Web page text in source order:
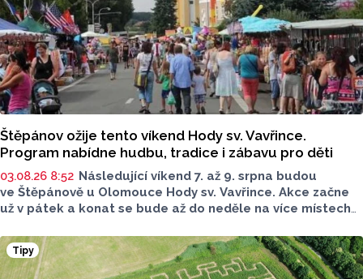
Štěpánov ožije tento víkend Hody sv. Vavřince.
Program nabídne hudbu, tradice i zábavu pro děti
03.08.26 8:52 Následující víkend 7. až 9. srpna budou
ve Štěpánově u Olomouce Hody sv. Vavřince. Akce začne
už v pátek a konat se bude až do neděle na více místech
veselice, bohatého doprovodného programu pro celou
rodinu a na skvělou atmosféru.
Tipy